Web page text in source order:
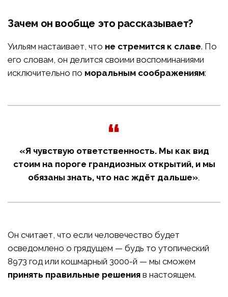
Зачем он вообще это рассказывает?
Уильям настаивает, что не стремится к славе. По
его словам, он делится своими воспоминаниями
исключительно по моральным соображениям:
«Я чувствую ответственность. Мы как вид
стоим на пороге грандиозных открытий, и мы
обязаны знать, что нас ждёт дальше».
Он считает, что если человечество будет
осведомлено о грядущем — будь то утопический
8973 год или кошмарный 3000-й — мы сможем
принять правильные решения в настоящем.